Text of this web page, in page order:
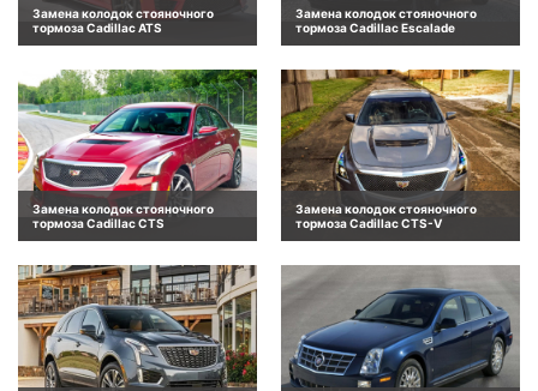
Замена колодок стояночного
тормоза Cadillac ATS
Замена колодок стояночного
тормоза Cadillac Escalade
Замена колодок стояночного
тормоза Cadillac CTS
Замена колодок стояночного
тормоза Cadillac CTS-V